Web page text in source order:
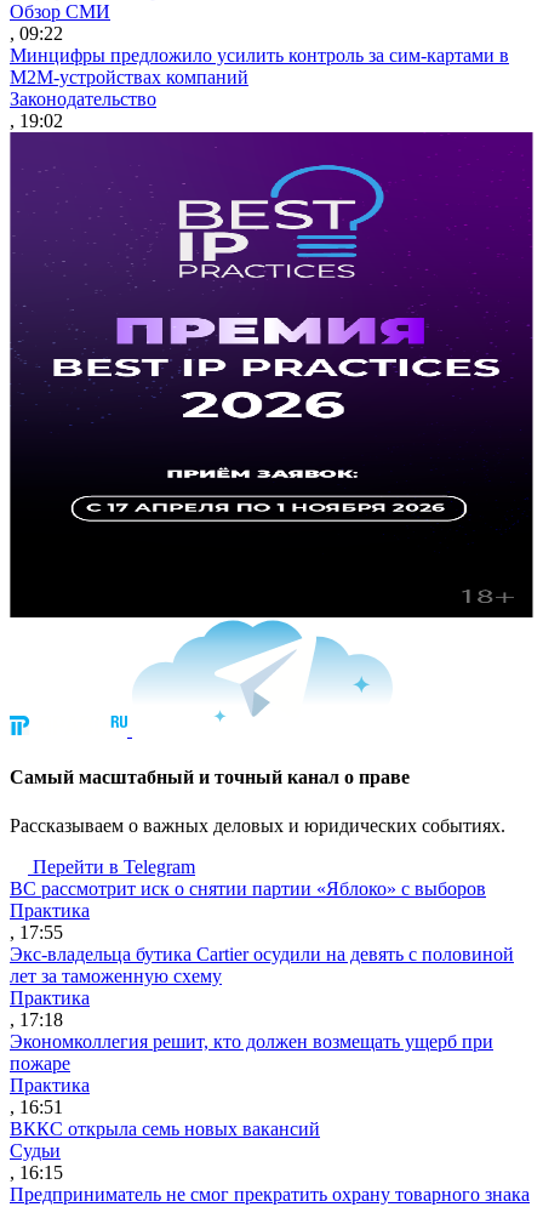
Обзор СМИ
, 09:22
Минцифры предложило усилить контроль за сим-картами в
M2M-устройствах компаний
Законодательство
, 19:02
Cамый масштабный и точный канал о праве
Рассказываем о важных деловых и юридических событиях.
Перейти в Telegram
ВС рассмотрит иск о снятии партии «Яблоко» с выборов
Практика
, 17:55
Экс-владельца бутика Cartier осудили на девять с половиной
лет за таможенную схему
Практика
, 17:18
Экономколлегия решит, кто должен возмещать ущерб при
пожаре
Практика
, 16:51
ВККС открыла семь новых вакансий
Судьи
, 16:15
Предприниматель не смог прекратить охрану товарного знака